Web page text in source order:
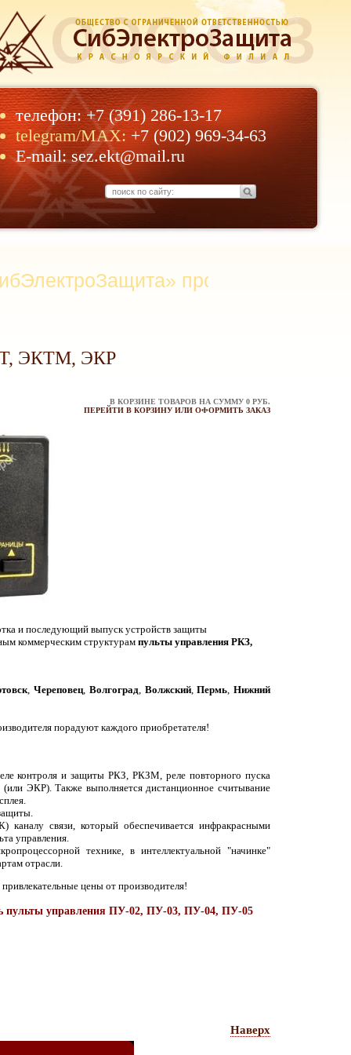
телефон:+7 (391) 286-13-17
telegram/MAX: +7 (902) 969-34-63
E-mail: sez.ekt@mail.ru
производитель
ЭКТМ, ЭКР
В КОРЗИНЕ ТОВАРОВ НА СУММУ 0 РУБ.
ПЕРЕЙТИ В КОРЗИНУ ИЛИ ОФОРМИТЬ ЗАКАЗ
и последующий выпуск устройств защиты
коммерческим структурам пульты управления РКЗ,
,Череповец, Волгоград, Волжский,Пермь,Нижний
порадуют каждого приобретателя!
контроля и защиты РКЗ, РКЗМ, реле повторного пуска
ЭКР). Также выполняется дистанционное считывание
связи, который обеспечивается инфракрасными
управления.
технике, в интеллектуальной "начинке"
отрасли.
цены от производителя!
управления ПУ-02, ПУ-03, ПУ-04, ПУ-05
Наверх